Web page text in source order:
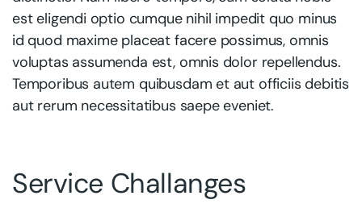
est eligendi optio cumque nihil impedit quo minus
id quod maxime placeat facere possimus, omnis
voluptas assumenda est, omnis dolor repellendus.
Temporibus autem quibusdam et aut officiis debitis
aut rerum necessitatibus saepe eveniet.
Service Challanges